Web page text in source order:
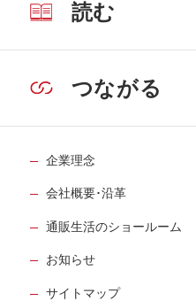
読む
つながる
企業理念
会社概要･沿革
通販生活のショールーム
お知らせ
サイトマップ